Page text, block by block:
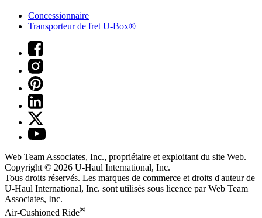
Concessionnaire
Transporteur de fret U-Box®
Web Team Associates, Inc., propriétaire et exploitant du site Web.
Copyright © 2026 U-Haul International, Inc.
Tous droits réservés. Les marques de commerce et droits d'auteur de
U-Haul International, Inc. sont utilisés sous licence par Web Team
Associates, Inc.
Air-Cushioned Ride®